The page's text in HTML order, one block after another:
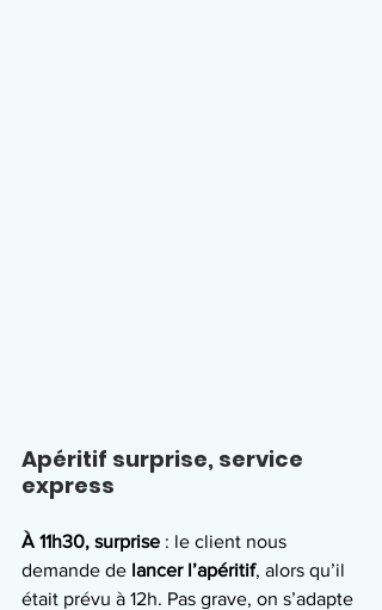
Apéritif surprise, service
express
À 11h30, surprise : le client nous
demande de lancer l’apéritif, alors qu’il
était prévu à 12h. Pas grave, on s’adapte